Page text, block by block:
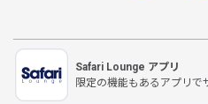
Safari Lounge アプリ
限定の機能もあるアプリで